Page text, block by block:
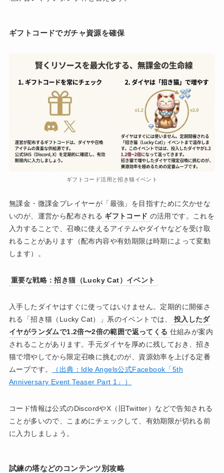
ギフトコードでガチャ資源を確保
ギフトコード活用と招き猫イベント
無課金・微課金プレイヤーが「最強」を目指すために欠かせな
いのが、運営から配布される ギフトコード の活用です。これを
入力することで、召喚に使えるアイテムやダイヤなどを受け取
れることがあります（配布内容や有効期限は時期によって変動
します）。
重要な戦略：招き猫（Lucky Cat）イベント
入手したダイヤはすぐに使ってはいけません。定期的に開催さ
れる「招き猫（Lucky Cat）」系のイベントでは、
投入したダ
イヤがランダムで1.2倍〜2倍の範囲で返ってくる 仕組みが案内
されることがあります。手元ダイヤを厚めに残しておき、招き
猫で増やしてから限定召喚に挑むのが、資源効率を上げる定番
ムーブです。
（出典：Idle Angels公式Facebook「5th
Anniversary Event Teaser Part 1」）
コード情報は公式のDiscordやX（旧Twitter）などで告知される
ことが多いので、こまめにチェックして、有効期限が切れる前
に入力しましょう。
試練の塔などのコンテンツ別攻略